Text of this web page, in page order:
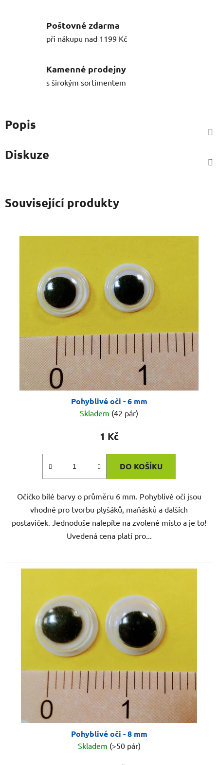
Poštovné zdarma
při nákupu nad 1199 Kč
Kamenné prodejny
s širokým sortimentem
Popis
Diskuze
Související produkty
Pohyblivé oči - 6 mm
Skladem (42 pár)
1 Kč
DO KOŠÍKU
Očičko bílé barvy o průměru 6 mm. Pohyblivé oči jsou
vhodné pro tvorbu plyšáků, maňásků a dalších
postaviček. Jednoduše nalepíte na zvolené místo a je to!
Uvedená cena platí pro...
Pohyblivé oči - 8 mm
Skladem (>50 pár)